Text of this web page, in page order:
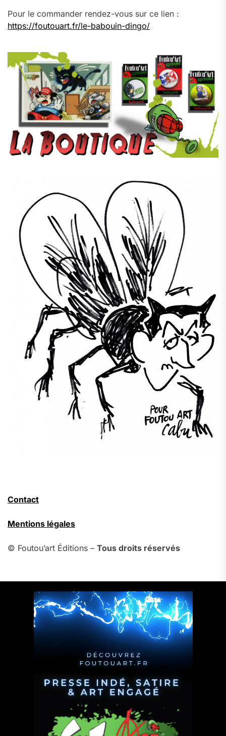
Pour le commander rendez-vous sur ce lien :
https://foutouart.fr/le-babouin-dingo/
Contact
Mentions légales
© Foutou’art Éditions – Tous droits réservés